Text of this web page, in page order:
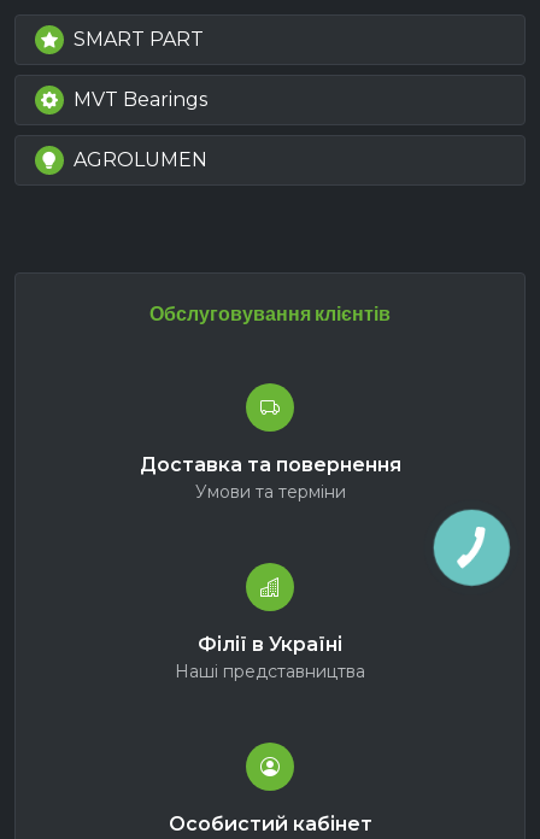
SMART PART
MVT Bearings
AGROLUMEN
Обслуговування клієнтів
Доставка та повернення
Умови та терміни
Філії в Україні
Наші представництва
Особистий кабінет